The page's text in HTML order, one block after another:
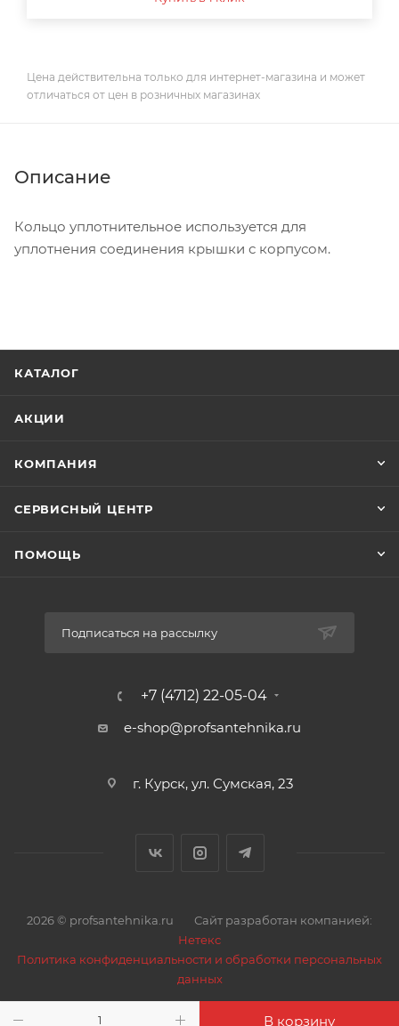
В корзину
Цена действительна только для интернет-магазина и может
отличаться от цен в розничных магазинах
Описание
Кольцо уплотнительное используется для
уплотнения соединения крышки с корпусом.
КАТАЛОГ
АКЦИИ
КОМПАНИЯ
СЕРВИСНЫЙ ЦЕНТР
ПОМОЩЬ
Подписаться на рассылку
+7 (4712) 22-05-04
e-shop@profsantehnika.ru
г. Курск, ул. Сумская, 23
2026 © profsantehnika.ru
Сайт разработан компанией:
Нетекс
Политика конфиденциальности и обработки персональных
данных